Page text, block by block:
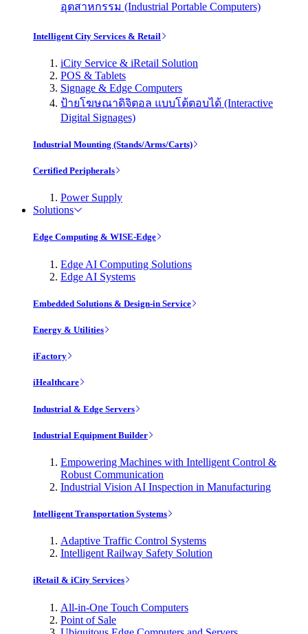
อุตสาหกรรม (Industrial Portable Computers)
Intelligent City Services & Retail
iCity Service & iRetail Solution
POS & Tablets
Signage & Edge Computers
ป้ายโฆษณาดิจิตอล แบบโต้ตอบได้ (Interactive
Digital Signages)
Industrial Mounting (Stands/Arms/Carts)
Certified Peripherals
Power Supply
Solutions
Edge Computing & WISE-Edge
Edge AI Computing Solutions
Edge AI Systems
Embedded Solutions & Design-in Service
Energy & Utilities
iFactory
iHealthcare
Industrial & Edge Servers
Industrial Equipment Builder
Empowering Machines with Intelligent Control &
Robust Communication
Industrial Vision AI Inspection in Manufacturing
Intelligent Transportation Systems
Adaptive Traffic Control Systems
Intelligent Railway Safety Solution
iRetail & iCity Services
All-in-One Touch Computers
Point of Sale